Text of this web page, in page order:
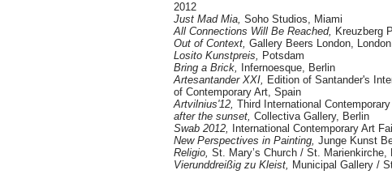
2012
Just Mad Mia, Soho Studios, Miami
All Connections Will Be Reached, Kreuzberg
Out of Context, Gallery Beers London, London
Losito Kunstpreis, Potsdam
Bring a Brick,
Infernoesque, Berlin
Artesantander XXI, Edition of Santander's
of Contemporary Art, Spain
Artvilnius'12, Third International
after the sunset, Collectiva Gallery, Berlin
Swab 2012,
International Contemporary Art
New Perspectives in Painting, Junge Kunst
Religio, St. Mary’s Church / St. Marienkirche,
Vierunddreißig zu Kleist, Municipal Gallery /